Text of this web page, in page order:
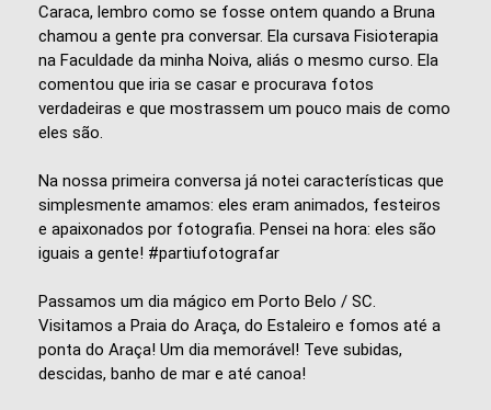
Caraca, lembro como se fosse ontem quando a Bruna
chamou a gente pra conversar. Ela cursava Fisioterapia
na Faculdade da minha Noiva, aliás o mesmo curso. Ela
comentou que iria se casar e procurava fotos
verdadeiras e que mostrassem um pouco mais de como
eles são.
Na nossa primeira conversa já notei características que
simplesmente amamos: eles eram animados, festeiros
e apaixonados por fotografia. Pensei na hora: eles são
iguais a gente! #partiufotografar
Passamos um dia mágico em Porto Belo / SC.
Visitamos a Praia do Araça, do Estaleiro e fomos até a
ponta do Araça! Um dia memorável! Teve subidas,
descidas, banho de mar e até canoa!